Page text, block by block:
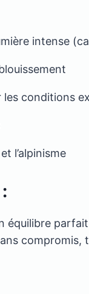
intense
conditions
l’alpinisme
équilibre